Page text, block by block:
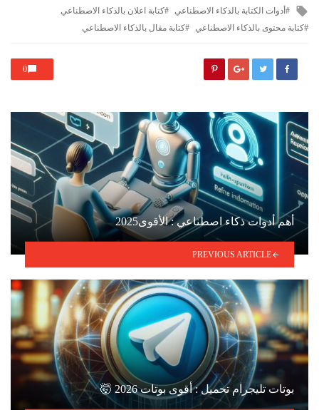
Tagged
with
أدوات الكتابة بالذكاء الاصطناعي
كتابة اعلان بالذكاء الاصطناعي
كتابة محتوى بالذكاء الاصطناعي
كتابة مقال بالذكاء الاصطناعي
0
أهم أدوات ذكاء اصطناعي : الأقوى2025
PREVIOUS ARTICLE
بوتات تليجرام تحميل : أقوى بوتات 2026 🤯